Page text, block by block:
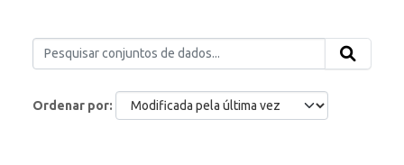
Ordenar por